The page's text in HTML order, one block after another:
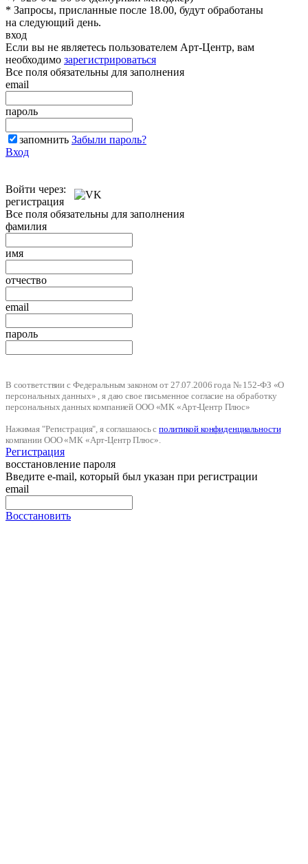
* Запросы, присланные после 18.00, будут обработаны
на следующий день.
вход
Если вы не являетесь пользователем Арт-Центр, вам
необходимо зарегистрироваться
Все поля обязательны для заполнения
email
пароль
запомнить Забыли пароль?
Вход
Войти через:
регистрация
Все поля обязательны для заполнения
фамилия
имя
отчество
email
пароль
В соответствии с Федеральным законом от 27.07.2006 года № 152-ФЗ «О
персональных данных» , я даю свое письменное согласие на обработку
персональных данных компанией ООО «МК «Арт-Центр Плюс»
Нажимая "Регистрация", я соглашаюсь сполитикой конфиденциальности
компании ООО «МК «Арт-Центр Плюс».
Регистрация
восстановление пароля
Введите e-mail, который был указан при регистрации
email
Восстановить